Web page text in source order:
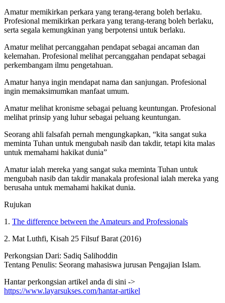
Amatur memikirkan perkara yang terang-terang boleh berlaku.
Profesional memikirkan perkara yang terang-terang boleh berlaku,
serta segala kemungkinan yang berpotensi untuk berlaku.
Amatur melihat percanggahan pendapat sebagai ancaman dan
kelemahan. Profesional melihat percanggahan pendapat sebagai
perkembangam ilmu pengetahuan.
Amatur hanya ingin mendapat nama dan sanjungan. Profesional
ingin memaksimumkan manfaat umum.
Amatur melihat kronisme sebagai peluang keuntungan. Profesional
melihat prinsip yang luhur sebagai peluang keuntungan.
Seorang ahli falsafah pernah mengungkapkan, “kita sangat suka
meminta Tuhan untuk mengubah nasib dan takdir, tetapi kita malas
untuk memahami hakikat dunia”
Amatur ialah mereka yang sangat suka meminta Tuhan untuk
mengubah nasib dan takdir manakala profesional ialah mereka yang
berusaha untuk memahami hakikat dunia.
Rujukan
1. The difference between the Amateurs and Professionals
2. Mat Luthfi, Kisah 25 Filsuf Barat (2016)
Perkongsian Dari: Sadiq Salihoddin
Tentang Penulis: Seorang mahasiswa jurusan Pengajian Islam.
Hantar perkongsian artikel anda di sini ->
https://www.layarsukses.com/hantar-artikel